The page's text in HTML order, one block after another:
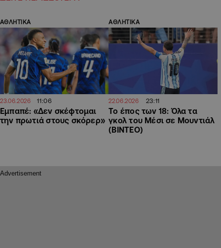
ΑΘΛΗΤΙΚΑ
23.06.2026 11:06
Εμπαπέ: «Δεν σκέφτομαι
την πρωτιά στους σκόρερ»
ΑΘΛΗΤΙΚΑ
22.06.2026 23:11
Το έπος των 18: Όλα τα
γκολ του Μέσι σε Μουντιάλ
(ΒΙΝΤΕΟ)